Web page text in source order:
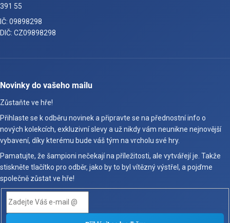
391 55
IČ: 09898298
DIČ: CZ09898298
Novinky do vašeho mailu
Zůstaňte ve hře!
Přihlaste se k odběru novinek a připravte se na přednostní info o
nových kolekcích, exkluzivní slevy a už nikdy vám neunikne nejnovější
vybavení, díky kterému bude váš tým na vrcholu své hry.
Pamatujte, že šampioni nečekají na příležitosti, ale vytvářejí je. Takže
stiskněte tlačítko pro odběr, jako by to byl vítězný výstřel, a pojďme
společně zůstat ve hře!